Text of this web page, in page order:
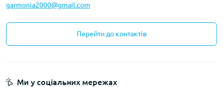
garmonia2000@gmail.com
Перейти до контактів
Ми у соціальних мережах